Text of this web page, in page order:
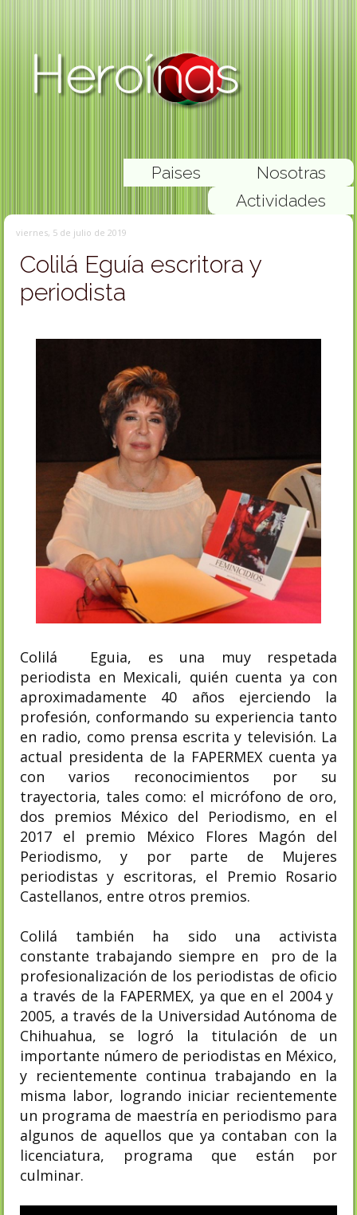
Nosotras
Paises
Actividades
viernes, 5 de julio de 2019
Colilá Eguía escritora y
periodista
Colilá Eguia, es una muy respetada
periodista en Mexicali, quién cuenta ya con
aproximadamente 40 años ejerciendo la
profesión, conformando su experiencia tanto
en radio, como prensa escrita y televisión. La
actual presidenta de la FAPERMEX cuenta ya
con varios reconocimientos por su
trayectoria, tales como: el micrófono de oro,
dos premios México del Periodismo, en el
2017 el premio México Flores Magón del
Periodismo, y por parte de Mujeres
periodistas y escritoras, el Premio Rosario
Castellanos, entre otros premios.
Colilá también ha sido una activista
constante trabajando siempre en pro de la
profesionalización de los periodistas de oficio
a través de la FAPERMEX, ya que en el 2004 y
2005, a través de la Universidad Autónoma de
Chihuahua, se logró la titulación de un
importante número de periodistas en México,
y recientemente continua trabajando en la
misma labor, logrando iniciar recientemente
un programa de maestría en periodismo para
algunos de aquellos que ya contaban con la
licenciatura, programa que están por
culminar.